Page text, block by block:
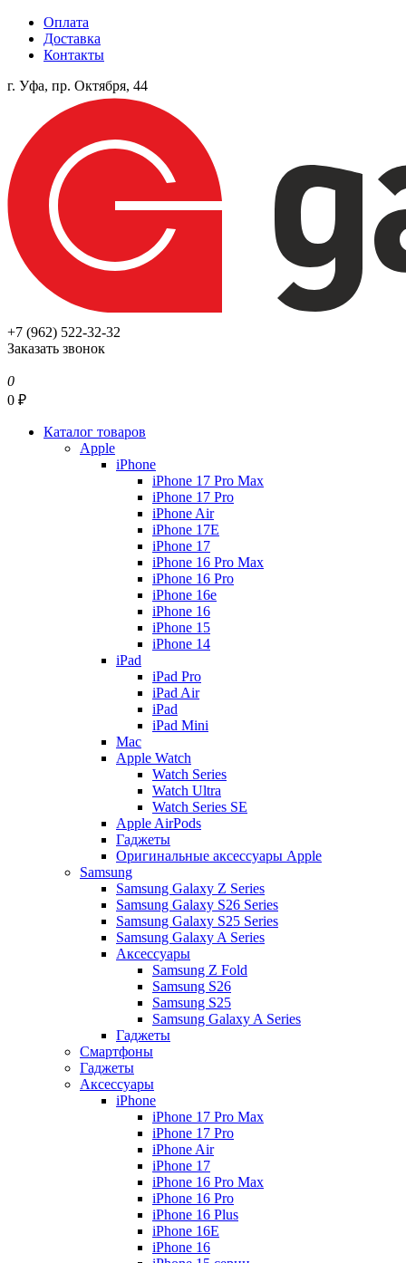
Оплата
Доставка
Контакты
г. Уфа, пр. Октября, 44
+7 (962) 522-32-32
Заказать звонок
0
0 ₽
Каталог товаров
Apple
iPhone
iPhone 17 Pro Max
iPhone 17 Pro
iPhone Air
iPhone 17E
iPhone 17
iPhone 16 Pro Max
iPhone 16 Pro
iPhone 16e
iPhone 16
iPhone 15
iPhone 14
iPad
iPad Pro
iPad Air
iPad
iPad Mini
Mac
Apple Watch
Watch Series
Watch Ultra
Watch Series SE
Apple AirPods
Гаджеты
Оригинальные аксессуары Apple
Samsung
Samsung Galaxy Z Series
Samsung Galaxy S26 Series
Samsung Galaxy S25 Series
Samsung Galaxy A Series
Аксессуары
Samsung Z Fold
Samsung S26
Samsung S25
Samsung Galaxy A Series
Гаджеты
Смартфоны
Гаджеты
Аксессуары
iPhone
iPhone 17 Pro Max
iPhone 17 Pro
iPhone Air
iPhone 17
iPhone 16 Pro Max
iPhone 16 Pro
iPhone 16 Plus
iPhone 16E
iPhone 16